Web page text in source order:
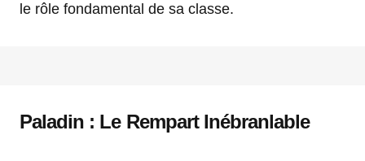
le rôle fondamental de sa classe.
Paladin : Le Rempart Inébranlable